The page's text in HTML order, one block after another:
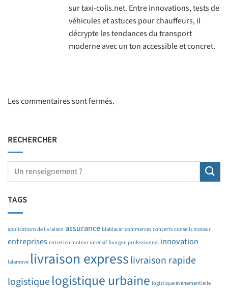
sur taxi-colis.net. Entre innovations, tests de
véhicules et astuces pour chauffeurs, il
décrypte les tendances du transport
moderne avec un ton accessible et concret.
Les commentaires sont fermés.
RECHERCHER
TAGS
applications de livraison assurance blablacar commerces concerts conseils moteur
entreprises entretien moteur intensif fourgon professionnel innovation
lalamove livraison expresslivraison rapide
logistiquelogistique urbaine logistique événementielle